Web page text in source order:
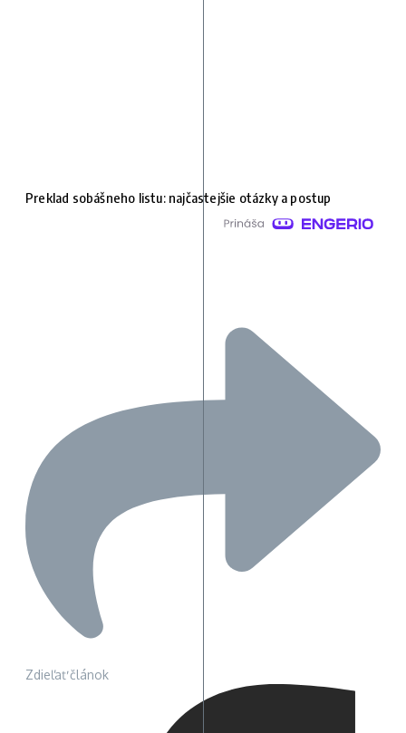
Preklad sobášneho listu: najčastejšie otázky a postup
Zdieľať článok